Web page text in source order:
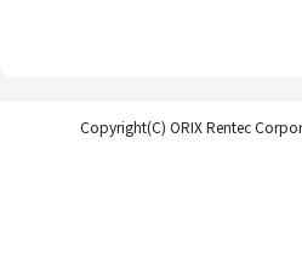
Copyright(C) ORIX Rentec